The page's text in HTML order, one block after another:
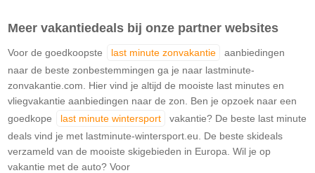
Meer vakantiedeals bij onze partner websites
Voor de goedkoopste last minute zonvakantie
aanbiedingen
naar de beste zonbestemmingen ga je naar lastminute-
zonvakantie.com. Hier vind je altijd de mooiste last minutes en
vliegvakantie aanbiedingen naar de zon. Ben je opzoek naar een
goedkope
last minute wintersport
vakantie? De beste last minute
deals vind je met lastminute-wintersport.eu. De beste skideals
verzameld van de mooiste skigebieden in Europa. Wil je op
vakantie met de auto? Voor